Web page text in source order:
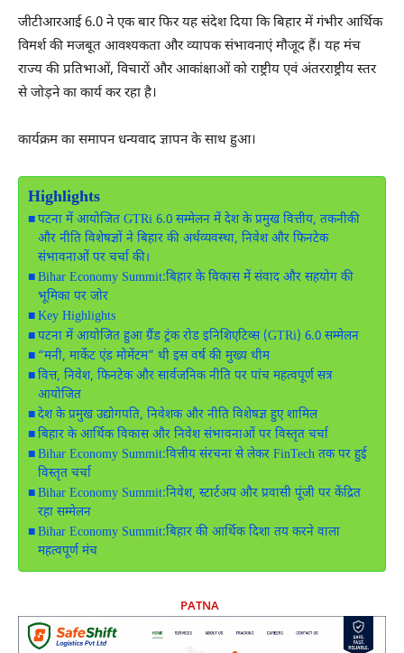
जीटीआरआई 6.0 ने एक बार फिर यह संदेश दिया कि बिहार में गंभीर आर्थिक
विमर्श की मजबूत आवश्यकता और व्यापक संभावनाएं मौजूद हैं। यह मंच
राज्य की प्रतिभाओं, विचारों और आकांक्षाओं को राष्ट्रीय एवं अंतरराष्ट्रीय स्तर
से जोड़ने का कार्य कर रहा है।
कार्यक्रम का समापन धन्यवाद ज्ञापन के साथ हुआ।
Highlights
पटना में आयोजित GTRi 6.0 सम्मेलन में देश के प्रमुख वित्तीय, तकनीकी
और नीति विशेषज्ञों ने बिहार की अर्थव्यवस्था, निवेश और फिनटेक
संभावनाओं पर चर्चा की।
Bihar Economy Summit:बिहार के विकास में संवाद और सहयोग की
भूमिका पर जोर
Key Highlights
पटना में आयोजित हुआ ग्रैंड ट्रंक रोड इनिशिएटिव्स (GTRi) 6.0 सम्मेलन
“मनी, मार्केट एंड मोमेंटम” थी इस वर्ष की मुख्य थीम
वित्त, निवेश, फिनटेक और सार्वजनिक नीति पर पांच महत्वपूर्ण सत्र
आयोजित
देश के प्रमुख उद्योगपति, निवेशक और नीति विशेषज्ञ हुए शामिल
बिहार के आर्थिक विकास और निवेश संभावनाओं पर विस्तृत चर्चा
Bihar Economy Summit:वित्तीय संरचना से लेकर FinTech तक पर हुई
विस्तृत चर्चा
Bihar Economy Summit:निवेश, स्टार्टअप और प्रवासी पूंजी पर केंद्रित
रहा सम्मेलन
Bihar Economy Summit:बिहार की आर्थिक दिशा तय करने वाला
महत्वपूर्ण मंच
PATNA